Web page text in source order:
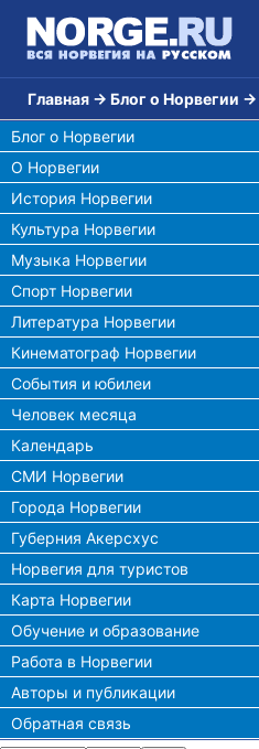
Главная → Блог о Норвегии →
Блог о Норвегии
О Норвегии
История Норвегии
Культура Норвегии
Музыка Норвегии
Спорт Норвегии
Литература Норвегии
Кинематограф Норвегии
События и юбилеи
Человек месяца
Календарь
СМИ Норвегии
Города Норвегии
Губерния Акерсхус
Норвегия для туристов
Карта Норвегии
Обучение и образование
Работа в Норвегии
Авторы и публикации
Обратная связь